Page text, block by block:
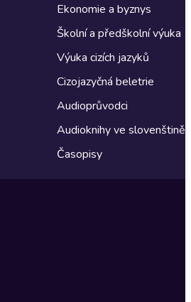
Ekonomie a byznys
Školní a předškolní výuka
Výuka cizích jazyků
Cizojazyčná beletrie
Audioprůvodci
Audioknihy ve slovenštině
Časopisy